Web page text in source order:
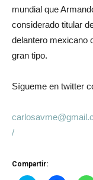
mundial que
considerado titular
delantero mexicano
gran tipo.
Sígueme en twitter
/
Compartir: